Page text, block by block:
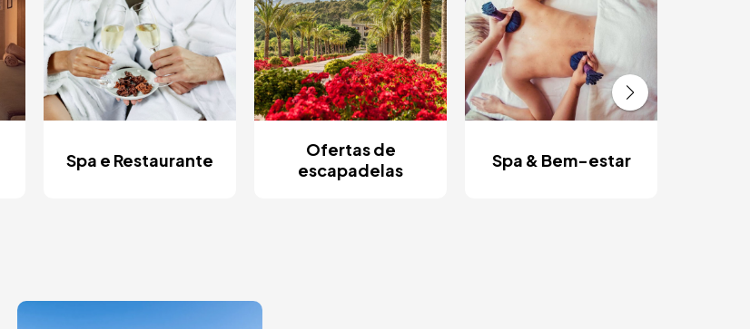
Spa e Restaurante
Ofertas de
escapadelas
Spa & Bem-estar